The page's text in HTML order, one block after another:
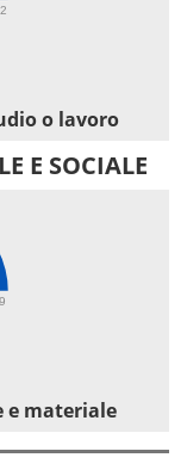
o lavoro
E SOCIALE
e materiale